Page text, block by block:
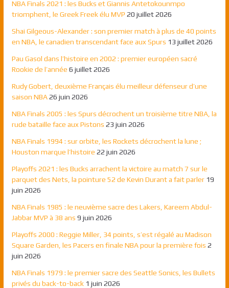
NBA Finals 2021 : les Bucks et Giannis Antetokounmpo
triomphent, le Greek Freek élu MVP 20 juillet 2026
Shai Gilgeous-Alexander : son premier match à plus de 40 points
en NBA, le canadien transcendant face aux Spurs 13 juillet 2026
Pau Gasol dans l’histoire en 2002 : premier européen sacré
Rookie de l’année 6 juillet 2026
Rudy Gobert, deuxième Français élu meilleur défenseur d’une
saison NBA 26 juin 2026
NBA Finals 2005 : les Spurs décrochent un troisième titre NBA, la
rude bataille face aux Pistons 23 juin 2026
NBA Finals 1994 : sur orbite, les Rockets décrochent la lune ;
Houston marque l’histoire 22 juin 2026
Playoffs 2021 : les Bucks arrachent la victoire au match 7 sur le
parquet des Nets, la pointure 52 de Kevin Durant a fait parler 19
juin 2026
NBA Finals 1985 : le neuvième sacre des Lakers, Kareem Abdul-
Jabbar MVP à 38 ans 9 juin 2026
Playoffs 2000 : Reggie Miller, 34 points, s’est régalé au Madison
Square Garden, les Pacers en finale NBA pour la première fois 2
juin 2026
NBA Finals 1979 : le premier sacre des Seattle Sonics, les Bullets
privés du back-to-back 1 juin 2026